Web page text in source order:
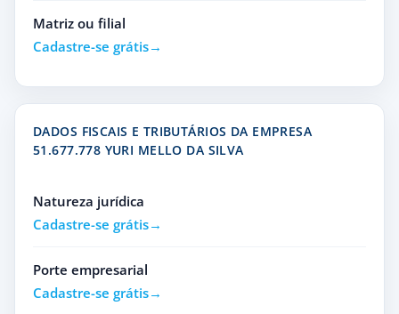
Matriz ou filial
Cadastre-se grátis
DADOS FISCAIS E TRIBUTÁRIOS DA EMPRESA
51.677.778 YURI MELLO DA SILVA
Natureza jurídica
Cadastre-se grátis
Porte empresarial
Cadastre-se grátis